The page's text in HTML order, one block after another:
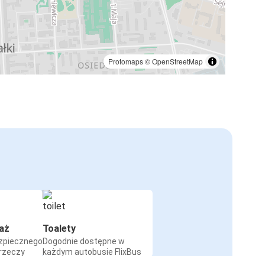
Protomaps©OpenStreetMap
Toalety
Dogodnie dostępne w
każdym autobusie FlixBus